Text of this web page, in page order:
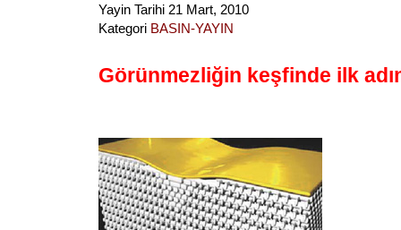
Yayin Tarihi 21 Mart, 2010
Kategori BASIN-YAYIN
Görünmezliğin keşfinde ilk